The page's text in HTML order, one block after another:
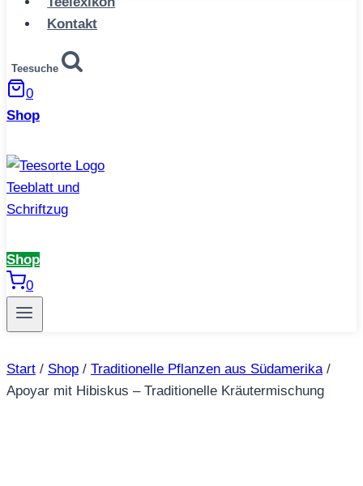
Kontakt
Teesuche
0
Shop
Shop
0
Start / Shop / Traditionelle Pflanzen aus Südamerika /
Apoyar mit Hibiskus – Traditionelle Kräutermischung